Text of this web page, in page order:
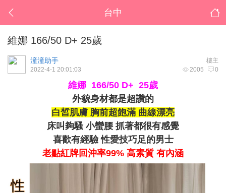
台中
維娜 166/50 D+ 25歲
樓主
潼潼助手
2005 0
2022-4-1 20:01:03
維娜 166/50 D+ 25歲
外貌身材都是超讚的
白皙肌膚 胸前超飽滿 曲線漂亮
床叫夠騷 小蠻腰 抓著都很有感覺
喜歡有經驗 性愛技巧足的男士
老點紅牌回沖率99% 高素質 有內涵